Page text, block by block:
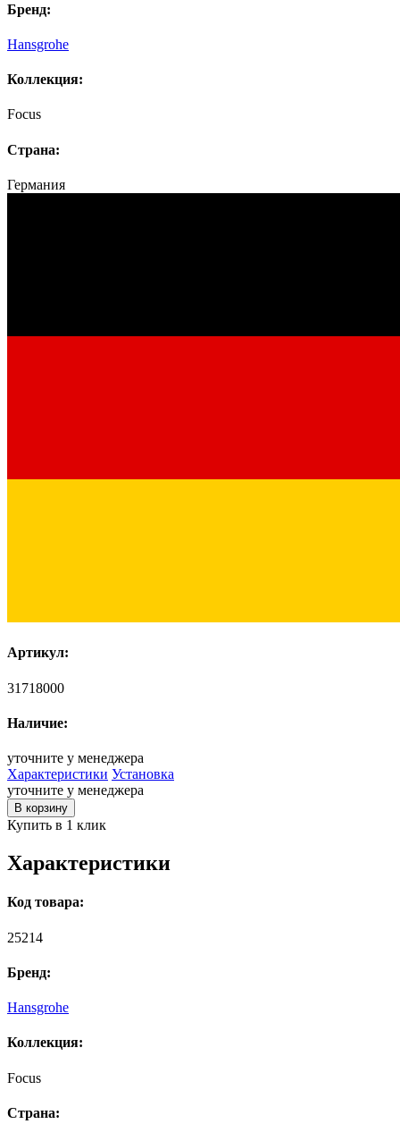
Бренд:
Hansgrohe
Коллекция:
Focus
Страна:
Германия
Артикул:
31718000
Наличие:
уточните у менеджера
Характеристики Установка
уточните у менеджера
В корзину
Купить в 1 клик
Характеристики
Код товара:
25214
Бренд:
Hansgrohe
Коллекция:
Focus
Страна: